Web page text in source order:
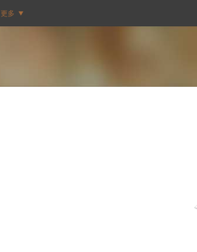
更多